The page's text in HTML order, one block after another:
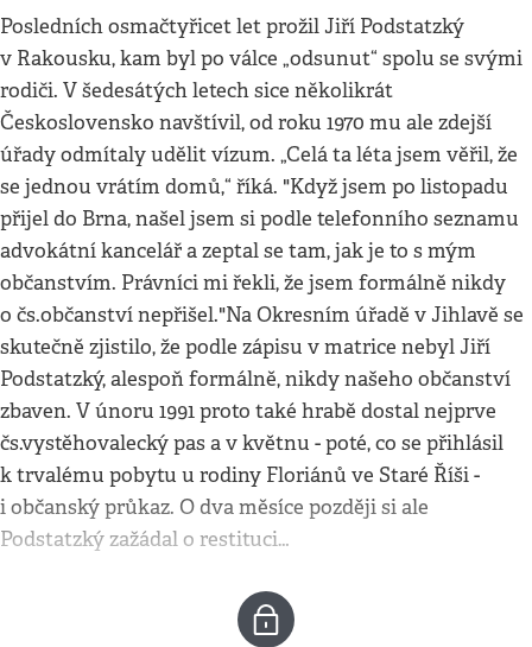
Posledních osmačtyřicet let prožil Jiří Podstatzký
v Rakousku, kam byl po válce „odsunut“ spolu se svými
rodiči. V šedesátých letech sice několikrát
Československo navštívil, od roku 1970 mu ale zdejší
úřady odmítaly udělit vízum. „Celá ta léta jsem věřil, že
se jednou vrátím domů,“ říká. "Když jsem po listopadu
přijel do Brna, našel jsem si podle telefonního seznamu
advokátní kancelář a zeptal se tam, jak je to s mým
občanstvím. Právníci mi řekli, že jsem formálně nikdy
o čs.občanství nepřišel."Na Okresním úřadě v Jihlavě se
skutečně zjistilo, že podle zápisu v matrice nebyl Jiří
Podstatzký, alespoň formálně, nikdy našeho občanství
zbaven. V únoru 1991 proto také hrabě dostal nejprve
čs.vystěhovalecký pas a v květnu - poté, co se přihlásil
k trvalému pobytu u rodiny Floriánů ve Staré Říši -
i občanský průkaz. O dva měsíce později si ale
Podstatzký zažádal o restituci…